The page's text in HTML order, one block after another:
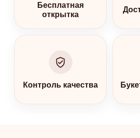
Бесплатная
открытка
Контроль качества